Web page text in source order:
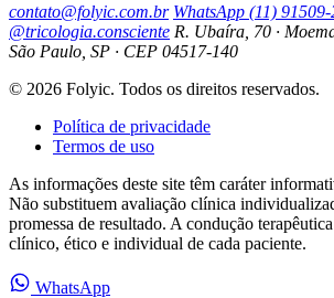
contato@folyic.com.br WhatsApp (11) 91509-
@tricologia.consciente R. Ubaíra, 70 ·
São Paulo, SP · CEP 04517-140
© 2026 Folyic. Todos os direitos reservados.
Política de privacidade
Termos de uso
As informações deste site têm caráter
Não substituem avaliação clínica
promessa de resultado. A condução
clínico, ético e individual de cada paciente.
WhatsApp